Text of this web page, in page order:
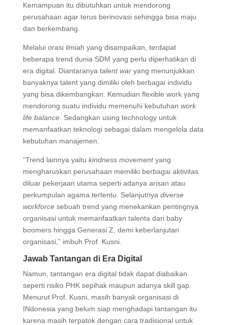
Kemampuan itu dibutuhkan untuk mendorong
perusahaan agar terus berinovasi sehingga bisa maju
dan berkembang.
Melalui orasi ilmiah yang disampaikan, terdapat
beberapa trend dunia SDM yang perlu diperhatikan di
era digital. Diantaranya talent waryang menunjukkan
banyaknya talent yang dimiliki oleh berbagai individu
yang bisa dikembangkan. Kemudian flexible work yang
mendorong suatu individu memenuhi kebutuhan work
life balance. Sedangkan using technology untuk
memanfaatkan teknologi sebagai dalam mengelola data
kebutuhan manajemen.
“Trend lainnya yaitu kindness movementyang
mengharuskan perusahaan memiliki berbagai aktivitas
diluar pekerjaan utama seperti adanya arisan atau
perkumpulan agama tertentu. Selanjutnya diverse
workforce sebuah trend yang menekankan pentingnya
organisasi untuk memanfaatkan talenta dari baby
boomers hingga Generasi Z, demi keberlanjutan
organisasi,” imbuh Prof. Kusni.
Jawab Tantangan di Era Digital
Namun, tantangan era digital tidak dapat diabaikan
seperti risiko PHK sepihak maupun adanya skill gap.
Menurut Prof. Kusni, masih banyak organisasi di
INdonesia yang belum siap menghadapi tantangan itu
karena masih terpatok dengan cara tradisional untuk